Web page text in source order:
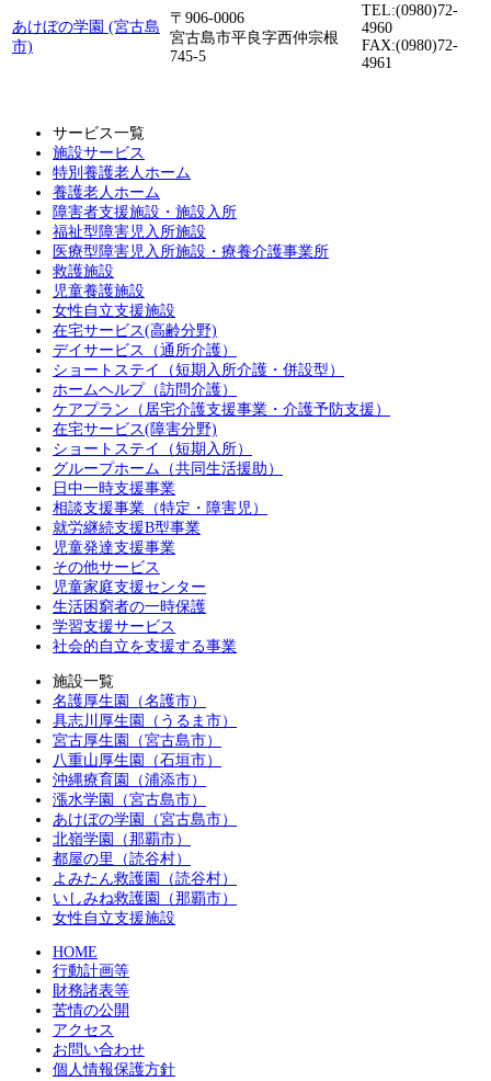
あけぼの学園 (宮古島
市)
〒906-0006
宮古島市平良字西仲宗根
745-5
TEL:(0980)72-
4960
FAX:(0980)72-
4961
サービス一覧
施設サービス
特別養護老人ホーム
養護老人ホーム
障害者支援施設・施設入所
福祉型障害児入所施設
医療型障害児入所施設・療養介護事業所
救護施設
児童養護施設
女性自立支援施設
在宅サービス(高齢分野)
デイサービス（通所介護）
ショートステイ（短期入所介護・併設型）
ホームヘルプ（訪問介護）
ケアプラン（居宅介護支援事業・介護予防支援）
在宅サービス(障害分野)
ショートステイ（短期入所）
グループホーム（共同生活援助）
日中一時支援事業
相談支援事業（特定・障害児）
就労継続支援B型事業
児童発達支援事業
その他サービス
児童家庭支援センター
生活困窮者の一時保護
学習支援サービス
社会的自立を支援する事業
施設一覧
名護厚生園（名護市）
具志川厚生園（うるま市）
宮古厚生園（宮古島市）
八重山厚生園（石垣市）
沖縄療育園（浦添市）
漲水学園（宮古島市）
あけぼの学園（宮古島市）
北嶺学園（那覇市）
都屋の里（読谷村）
よみたん救護園（読谷村）
いしみね救護園（那覇市）
女性自立支援施設
HOME
行動計画等
財務諸表等
苦情の公開
アクセス
お問い合わせ
個人情報保護方針